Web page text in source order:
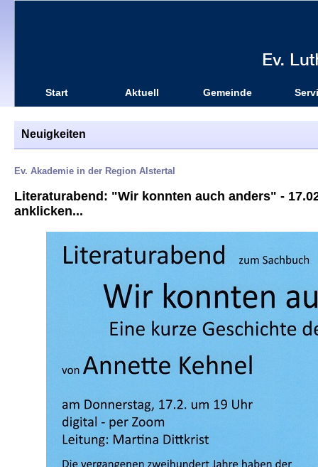
Start Aktuell Gemeinde
Neuigkeiten
Ev. Akademie in der Region Alstertal
Literaturabend: "Wir konnten auch anders" -
anklicken...